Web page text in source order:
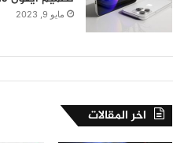
مايو 9, 2023
اخر المقالات